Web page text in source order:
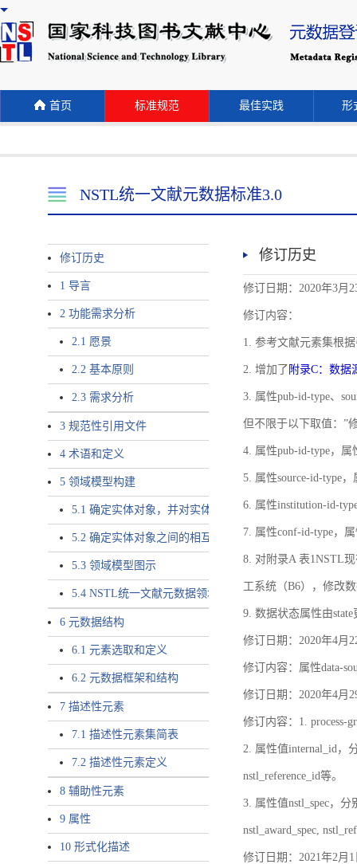
首页 标准规范 最佳实践 形
NSTL统一文献元数据标准3.0
修订历史
1 导言
2 功能需求分析
2.1 愿景
2.2 基本原则
2.3 需求分析
3 规范性引用文件
4 术语和定义
5 领域模型构建
5.1 确定实体对象，并对实体对象命名
5.2 确定实体对象之间的相互关系，定义实体对象之间的
5.3 领域模型图示
5.4 NSTL统一文献元数据领域模型的验证
6 元数据结构
6.1 元素选取和定义
6.2 元数据框架和结构
7 描述性元素
7.1 描述性元素集简表
7.2 描述性元素定义
8 辅助性元素
9 属性
10 形式化描述
修订历史
修订日期：2020年3月
修订内容：
1. 参考文献元素集根
2. 增加了 附录C：数据
3. 属性pub-id-type、
但不限于以下取值：”
4. 属性pub-id-type，属
5. 属性source-id-type
6. 属性institution-id-
7. 属性conf-id-type，
8. 对附录A 表1NSTL
工系统（B6），修改
9. 数据状态属性由state
修订日期：2020年4月
修订内容：属性data-
修订日期：2020年4月
修订内容：1. process-
2. 属性值internal_id，
nstl_reference_id等。
3. 属性值nstl_spec，分
nstl_award_spec,
修订日期：2021年2月1